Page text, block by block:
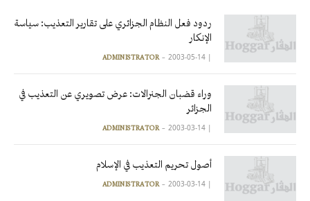
ردود فعل النظام الجزائري على تقارير التعذيب: سياسة
الإنكار
|
ADMINISTRATOR 2003-05-14
وراء قضبان الجنرالات: عرض تصويري عن التعذيب في
الجزائر
|
ADMINISTRATOR 2003-03-14
أصول تحريم التعذيب في الإسلام
|
ADMINISTRATOR 2003-03-14